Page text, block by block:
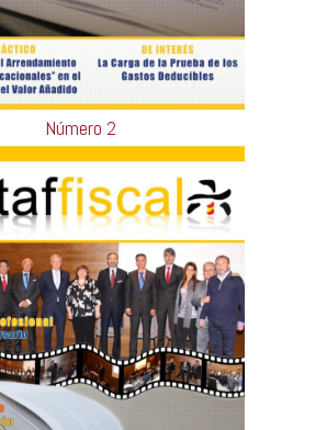
Número 2